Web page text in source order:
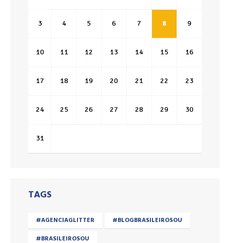
3 4 5 6 7 8 9
10 11 12 13 14 15 16
17 18 19 20 21 22 23
24 25 26 27 28 29 30
31
TAGS
#AGENCIAGLITTER
#BLOGBRASILEIROSOU
#BRASILEIROSOU